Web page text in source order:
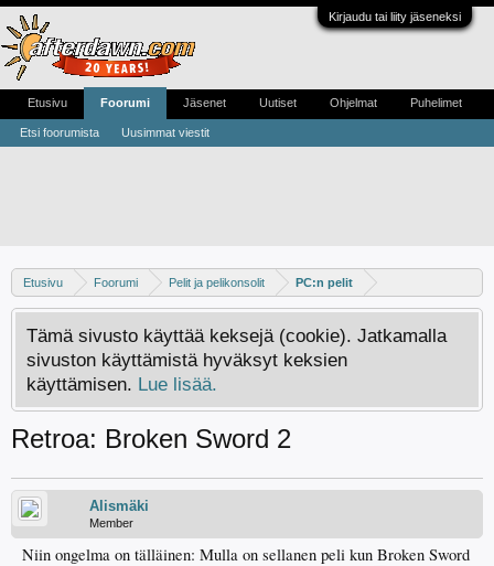
Kirjaudu tai liity jäseneksi
Etusivu Foorumi Pelit ja pelikonsolit PC:n pelit
Tämä sivusto käyttää keksejä (cookie). Jatkamalla
sivuston käyttämistä hyväksyt keksien
käyttämisen. Lue lisää.
Retroa: Broken Sword 2
Alismäki
Member
Niin ongelma on tälläinen: Mulla on sellanen peli kun Broken Sword
Etusivu Foorumi
Etsi foorumista Uusimmat viestit
Jäsenet Uutiset Ohjelmat Puhelimet